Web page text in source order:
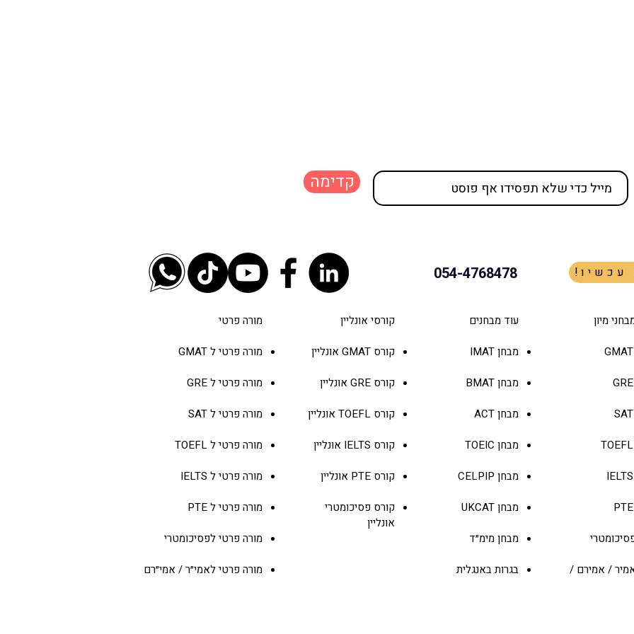
סוף עידן? ה GRE וה TOEFL על
מבחן TOEFL: המודל החדש
הרשמה ומועדים
קדימה
מורה פרטי
מורה פרטי לGMAT
מורה פרטי לGRE
מורה פרטי לSAT
מורה פרטי לTOEFL
מורה פרטי ל IELTS
מורה פרטי לPTE
מורה פרטי לפסיכומטרי
מורה פרטי לאמי״ר / אמי״רם
קורסי אונליין
קורס GMAT אונליין
קורס GRE אונליין
קורס TOEFL אונליין
קורס IELTS אונליין
קורס PTE אונליין
קורס פסיכומטרי
אונליין
054-4768478
עוד מבחנים
מבחן IMAT
מבחןBMAT
מבחןACT
מבחן TOEIC
מבחן CELPIP
מבחןUKCAT
מבחןמימ״ד
בגרות באנגלית
עכשיו
מיון
GRE
SAT
TOEFL
IELTS
PTE
/ אמירם /